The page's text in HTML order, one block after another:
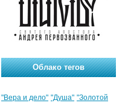
Облако тегов
"Вера и дело" "Душа" "Золотой